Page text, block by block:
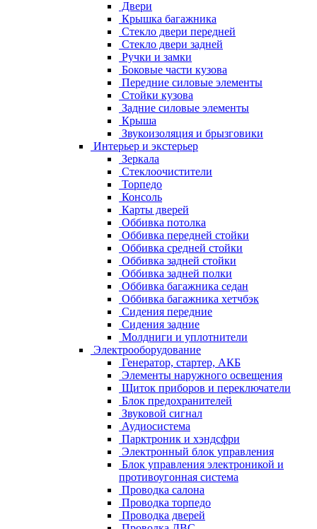
Двери
Крышка багажника
Стекло двери передней
Стекло двери задней
Ручки и замки
Боковые части кузова
Передние силовые элементы
Стойки кузова
Задние силовые элементы
Крыша
Звукоизоляция и брызговики
Интерьер и экстерьер
Зеркала
Стеклоочистители
Торпедо
Консоль
Карты дверей
Оббивка потолка
Оббивка передней стойки
Оббивка средней стойки
Оббивка задней стойки
Оббивка задней полки
Оббивка багажника седан
Оббивка багажника хетчбэк
Сидения передние
Сидения задние
Молдниги и уплотнители
Электрооборудование
Генератор, стартер, АКБ
Элементы наружного освещения
Щиток приборов и переключатели
Блок предохранителей
Звуковой сигнал
Аудиосистема
Парктроник и хэндсфри
Электронный блок управления
Блок управления электроникой и
противоугонная система
Проводка салона
Проводка торпедо
Проводка дверей